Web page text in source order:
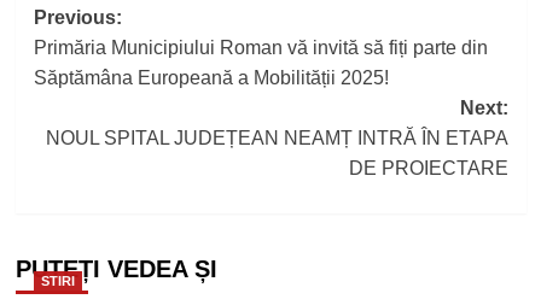
Post
navigation
Previous:
Primăria Municipiului Roman vă invită să fiți parte din
Săptămâna Europeană a Mobilității 2025!
Next:
NOUL SPITAL JUDEȚEAN NEAMȚ INTRĂ ÎN ETAPA
DE PROIECTARE
PUTEȚI VEDEA ȘI
STIRI